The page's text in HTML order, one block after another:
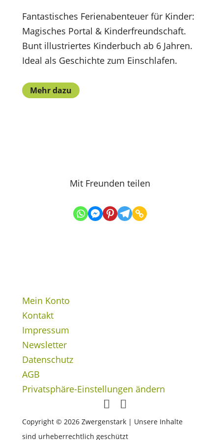
Fantastisches Ferienabenteuer für Kinder:
Magisches Portal & Kinderfreundschaft.
Bunt illustriertes Kinderbuch ab 6 Jahren.
Ideal als Geschichte zum Einschlafen.
Mehr dazu
Mit Freunden teilen
Mein Konto
Kontakt
Impressum
Newsletter
Datenschutz
AGB
Privatsphäre-Einstellungen ändern
Copyright © 2026 Zwergenstark | Unsere Inhalte
sind urheberrechtlich geschützt